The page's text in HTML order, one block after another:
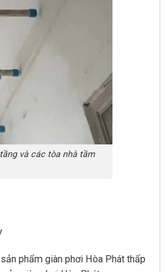
và các tòa nhà tầm
phẩm giàn phơi Hòa Phát thấp